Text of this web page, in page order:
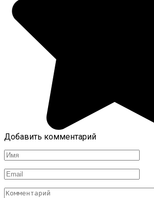
Добавить комментарий
Имя
*
Email
*
Комментарий